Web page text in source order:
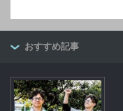
おすすめ記事